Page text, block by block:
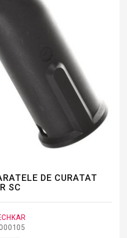
DE CURATAT
SC